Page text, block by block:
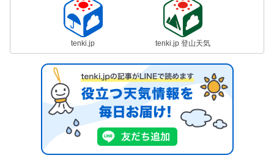
tenki.jp tenki.jp 登山天気